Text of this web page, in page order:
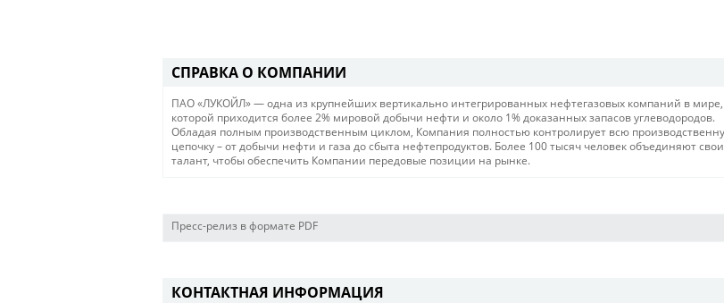
СПРАВКА О КОМПАНИИ
ПАО «ЛУКОЙЛ» — одна из крупнейших вертикально интегрированных нефтегазовых компаний в
которой приходится более 2% мировой добычи нефти и около 1% доказанных запасов углеводородов.
Обладая полным производственным циклом, Компания полностью контролирует всю
цепочку – от добычи нефти и газа до сбыта нефтепродуктов. Более 100 тысяч человек объединяют
талант, чтобы обеспечить Компании передовые позиции на рынке.
Пресс-релиз в формате PDF
КОНТАКТНАЯ ИНФОРМАЦИЯ